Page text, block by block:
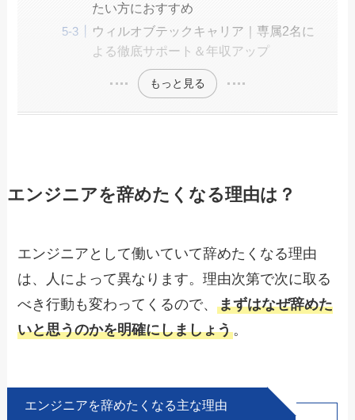
たい方におすすめ
ウィルオブテックキャリア｜専属2名に
よる徹底サポート＆年収アップ
もっと見る
エンジニアを辞めたくなる理由は？
エンジニアとして働いていて辞めたくなる理由
は、人によって異なります。理由次第で次に取る
べき行動も変わってくるので、まずはなぜ辞めた
いと思うのかを明確にしましょう。
エンジニアを辞めたくなる主な理由